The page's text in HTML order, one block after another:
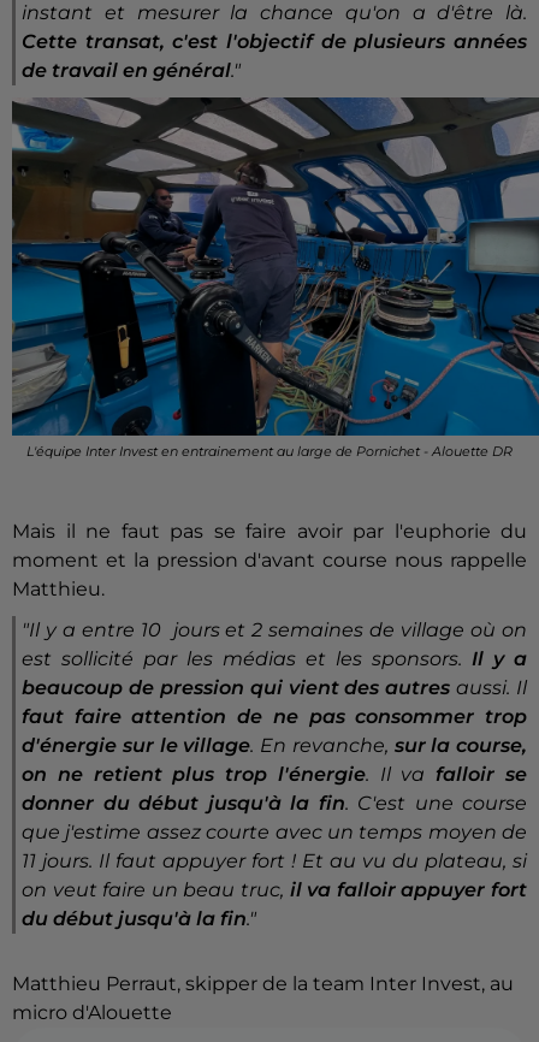
instant et mesurer la chance qu'on a d'être là.
Cette transat, c'est l'objectif de plusieurs années
de travail en général."
L'équipe Inter Invest en entrainement au large de Pornichet - Alouette DR
Mais il ne faut pas se faire avoir par l'euphorie du
moment et la pression d'avant course nous rappelle
Matthieu.
"Il y a entre 10 jours et 2 semaines de village où on
est sollicité par les médias et les sponsors. Il y a
beaucoup de pression qui vient des autresaussi. Il
faut faire attention de ne pas consommer trop
d'énergie sur le village. En revanche, sur la course,
on ne retient plus trop l'énergie. Il va falloir se
donner du début jusqu'à la fin. C'est une course
que j'estime assez courte avec un temps moyen de
11 jours. Il faut appuyer fort ! Et au vu du plateau, si
on veut faire un beau truc, il va falloir appuyer fort
du début jusqu'à la fin."
Matthieu Perraut, skipper de la team Inter Invest, au
micro d'Alouette